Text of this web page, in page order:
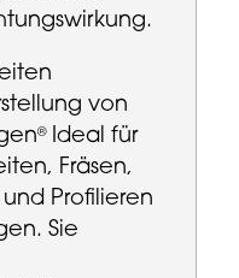
von
®Ideal für
Fräsen,
Profilieren
Sie